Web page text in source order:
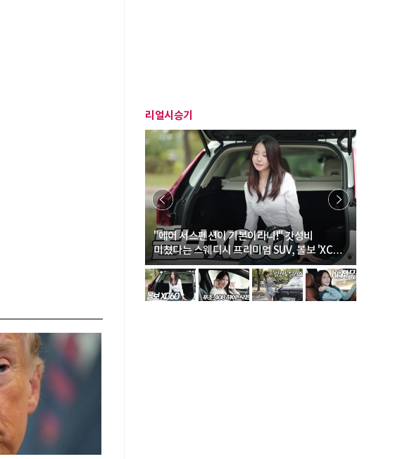
리얼시승기
"에어 서스펜션이 기본이라니!" 갓성비
미쳤다는 스웨디시 프리미엄 SUV, 볼보 'XC60
B5 울트라'